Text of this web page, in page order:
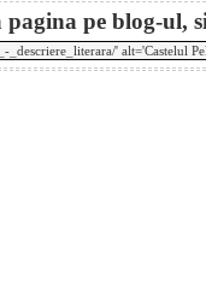
pe blog-ul,